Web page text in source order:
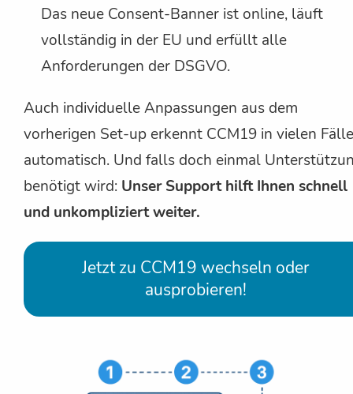
Das neue Consent-Banner ist online, läuft
vollständig in der EU und erfüllt alle
Anforderungen der DSGVO.
Auch individuelle Anpassungen aus dem
vorherigen Set-up erkennt CCM19 in vielen
automatisch. Und falls doch einmal
benötigt wird: Unser Support hilft Ihnen schnell
und unkompliziert weiter.
Jetzt zu CCM19 wechseln oder
ausprobieren!